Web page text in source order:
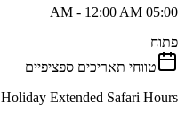
05:00 AM - 12:00 AM
פתוח
טווחי תאריכים ספציפיים
Holiday Extended Safari Hours